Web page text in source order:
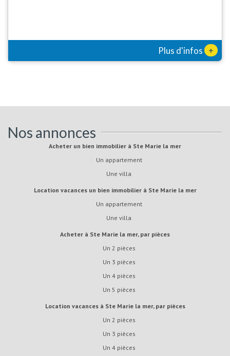
Plus d'infos +
Nos annonces
Acheter un bien immobilier à Ste Marie la mer
Un appartement
Une villa
Location vacances un bien immobilier à Ste Marie la mer
Un appartement
Une villa
Acheter à Ste Marie la mer, par pièces
Un 2 pièces
Un 3 pièces
Un 4 pièces
Un 5 pièces
Location vacances à Ste Marie la mer, par pièces
Un 2 pièces
Un 3 pièces
Un 4 pièces